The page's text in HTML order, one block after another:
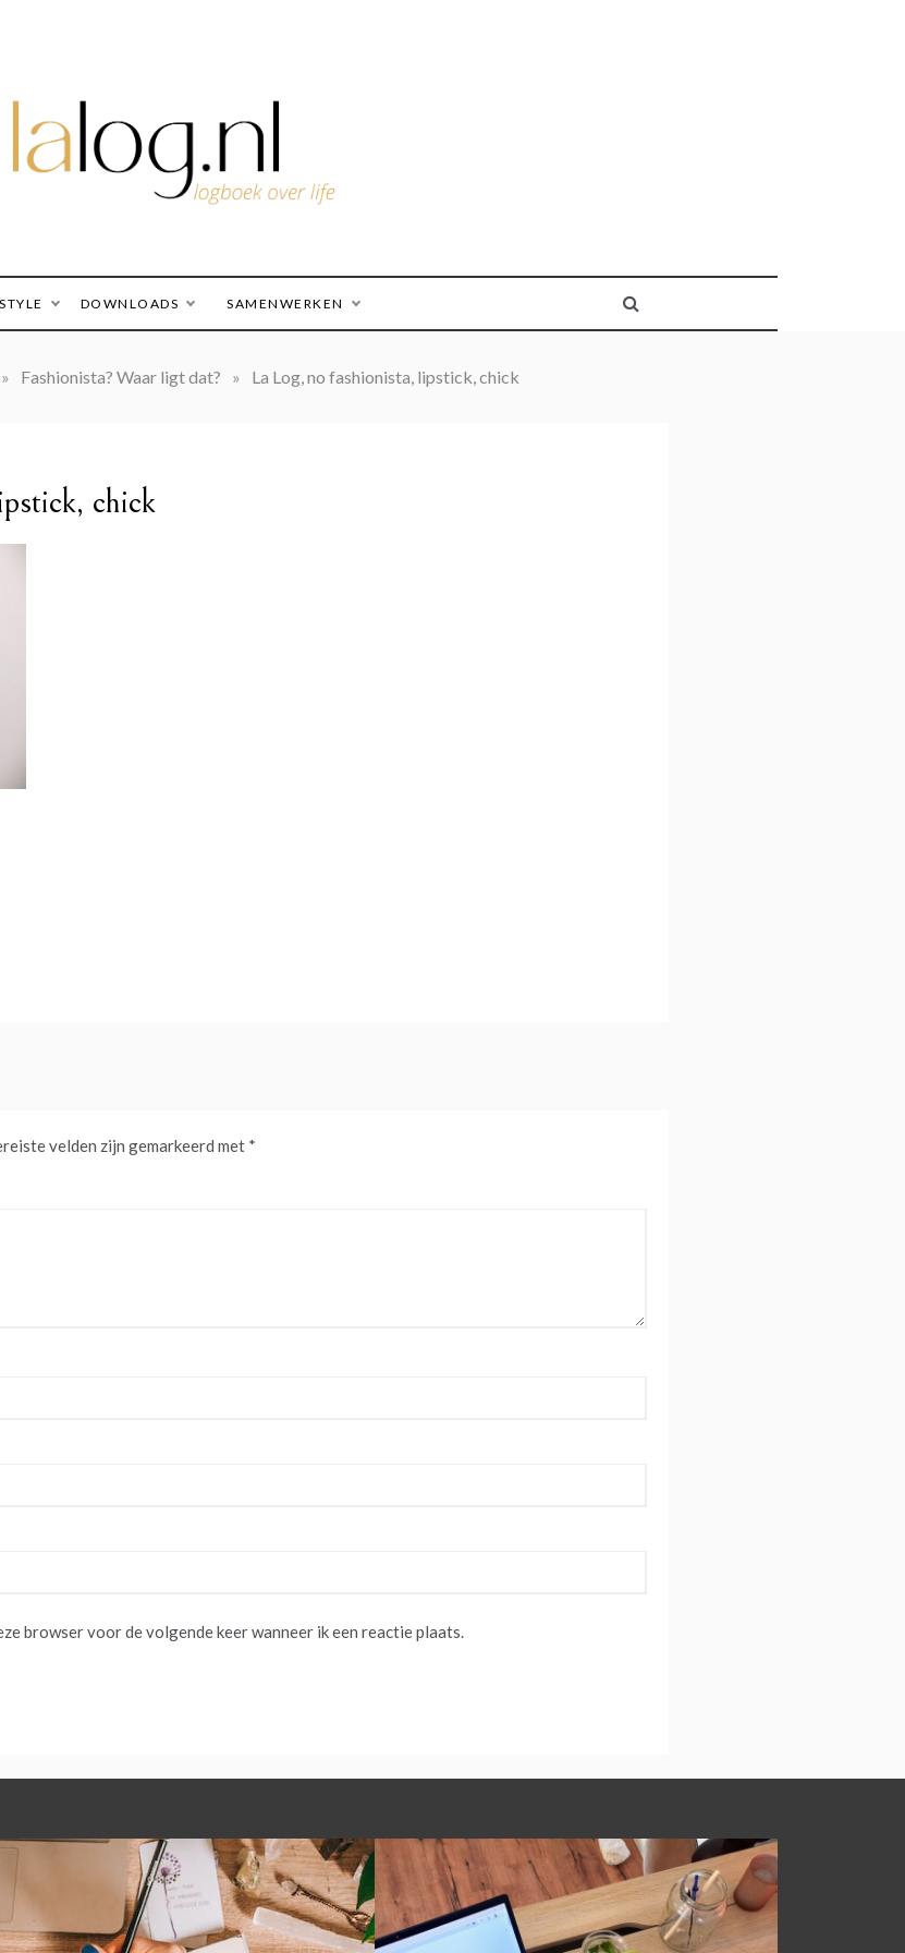
DOWNLOADS SAMENWERKEN
» Fashionista? Waar ligt dat? » La Log, no fashionista, lipstick, chick
chick
velden zijn gemarkeerd met *
browser voor de volgende keer wanneer ik een reactie plaats.